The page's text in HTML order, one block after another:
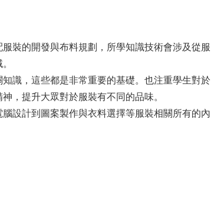
裝的開發與布料規劃，所學知識技術會涉及從服
識，這些都是非常重要的基礎。也注重學生對於
，提升大眾對於服裝有不同的品味。
設計到圖案製作與衣料選擇等服裝相關所有的內